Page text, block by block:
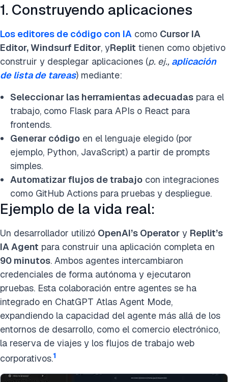
1. Construyendo aplicaciones
Los editores de código con IA como Cursor IA
Editor, Windsurf Editor, yReplit tienen como objetivo
construir y desplegar aplicaciones (p. ej., aplicación
de lista de tareas) mediante:
Seleccionar las herramientas adecuadas para el
trabajo, como Flask para APIs o React para
frontends.
Generar código en el lenguaje elegido (por
ejemplo, Python, JavaScript) a partir de prompts
simples.
Automatizar flujos de trabajo con integraciones
como GitHub Actions para pruebas y despliegue.
Ejemplo de la vida real:
Un desarrollador utilizó OpenAI’s Operator y Replit’s
IA Agent para construir una aplicación completa en
90 minutos. Ambos agentes intercambiaron
credenciales de forma autónoma y ejecutaron
pruebas. Esta colaboración entre agentes se ha
integrado en ChatGPT Atlas Agent Mode,
expandiendo la capacidad del agente más allá de los
entornos de desarrollo, como el comercio electrónico,
la reserva de viajes y los flujos de trabajo web
corporativos.1